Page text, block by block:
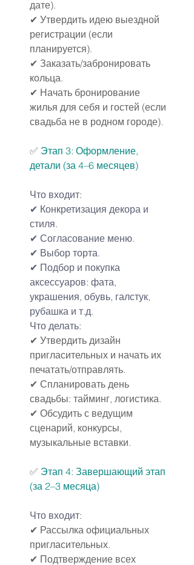
дате).
✔ Утвердить идею выездной
регистрации (если
планируется).
✔ Заказать/забронировать
кольца.
✔ Начать бронирование
жилья для себя и гостей (если
свадьба не в родном городе).
✅ Этап 3: Оформление,
детали (за 4–6 месяцев)
Что входит:
✔ Конкретизация декора и
стиля.
✔ Согласование меню.
✔ Выбор торта.
✔ Подбор и покупка
аксессуаров: фата,
украшения, обувь, галстук,
рубашка и т.д.
Что делать:
✔ Утвердить дизайн
пригласительных и начать их
печатать/отправлять.
✔ Спланировать день
свадьбы: тайминг, логистика.
✔ Обсудить с ведущим
сценарий, конкурсы,
музыкальные вставки.
✅ Этап 4: Завершающий этап
(за 2–3 месяца)
Что входит:
✔ Рассылка официальных
пригласительных.
✔ Подтверждение всех